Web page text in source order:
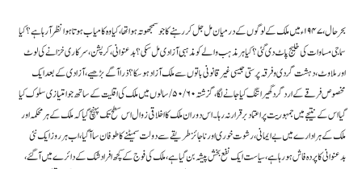
بحرحال، ۱۹۴۷ء میں ملک کے لوگوں کے درمیان مل جل کررہنے کا جو سمجھوتہ ہوا تھا، کیا وہ کامیاب ہوتا ہوا نظر آرہا ہے؟کیا
سماجی مساوات کی خلیج پاٹ دی گئی ؟کیا ہر مذہب والے کومذہبی آزادی مل سکی؟بد عنوانی ، کرپشن، سرکاری خزانے کی لوٹ
اور ملاوٹ، دہشت گردی و فرقہ پرستی جیسی غیر قانونی باتوں سے ملک آزاد ہوسکا؟ ذرا آگے بڑھیے، آزادی کے بعد ایک
مخصوص فرقے کے ارد گرد گھیراتنگ کیا جانے لگا، گزشتہ ۵۰/۶۰/سالوں میں ملک کی اقلیت کے ساتھ جو امتیازی سلوک کیا
گیا اس کے نتیجے میں جمہوریت پر اعتماد برقرار نہ رہا۔ اس دوران ملک کا اخلاقی زوال اس سطح تک پہنچ گیا کہ ملک کے ہر محکمہ اور
ملک کے ہر ادارے میں بے ایمانی، رشوت خوری اور ناجائز طریقے سے دولت سمیٹنے کا طوفان سا آگیا، اب ہر روز ایک نئی
بدعنوانی کا پردہ فاش ہورہا ہے ، سیاست ایک نفع بخش پیشہ بن گیا ہے،ملک کی فوج کے کچھ افراد شک کے دائرے میں آگئے،